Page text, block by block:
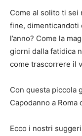
Come al solito ti
fine,
l’anno? Come la
giorni dalla fatidica
come trascorrere il
Con questa piccola
Capodanno a
Ecco i nostri